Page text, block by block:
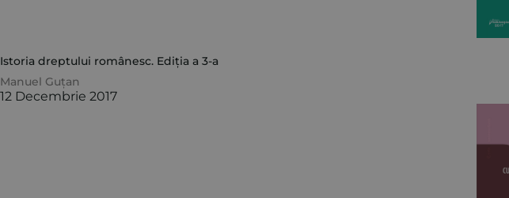
Istoria dreptului românesc. Ediția a 3-a
Manuel Guțan
12 Decembrie 2017